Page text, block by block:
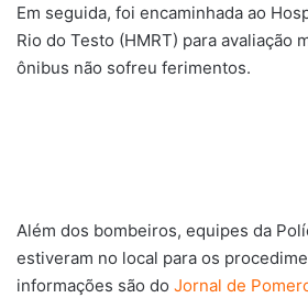
Em seguida, foi encaminhada ao
Rio do Testo (HMRT) para avaliação
ônibus não sofreu ferimentos.
Além dos bombeiros, equipes da
estiveram no local para os
informações são do Jornal de